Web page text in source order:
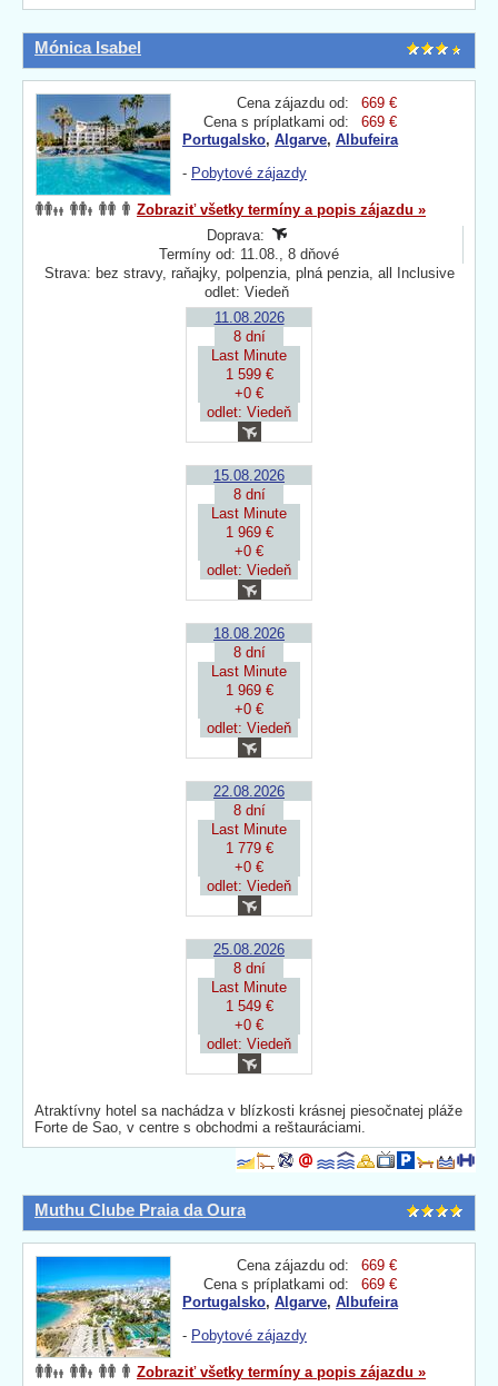
Mónica Isabel
Cena zájazdu od:
669 €
Cena s príplatkami od:
669 €
Portugalsko, Algarve, Albufeira
- Pobytové zájazdy
Zobraziť všetky termíny a popis zájazdu »
Doprava:
Termíny od: 11.08., 8 dňové
Strava: bez stravy, raňajky, polpenzia, plná penzia, all Inclusive
odlet: Viedeň
11.08.2026
8 dní
Last Minute
1 599 €
+0 €
odlet: Viedeň
15.08.2026
8 dní
Last Minute
1 969 €
+0 €
odlet: Viedeň
18.08.2026
8 dní
Last Minute
1 969 €
+0 €
odlet: Viedeň
22.08.2026
8 dní
Last Minute
1 779 €
+0 €
odlet: Viedeň
25.08.2026
8 dní
Last Minute
1 549 €
+0 €
odlet: Viedeň
Atraktívny hotel sa nachádza v blízkosti krásnej piesočnatej pláže
Forte de Sao, v centre s obchodmi a reštauráciami.
Muthu Clube Praia da Oura
Cena zájazdu od:
669 €
Cena s príplatkami od:
669 €
Portugalsko, Algarve, Albufeira
- Pobytové zájazdy
Zobraziť všetky termíny a popis zájazdu »